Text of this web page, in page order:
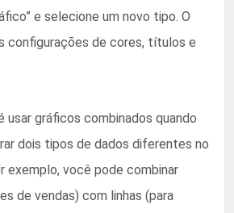
e selecione um novo tipo. O
configurações de cores, títulos e
usar gráficos combinados quando
dois tipos de dados diferentes no
exemplo, você pode combinar
de vendas) com linhas (para